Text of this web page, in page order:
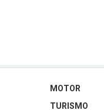
MOTOR
TURISMO